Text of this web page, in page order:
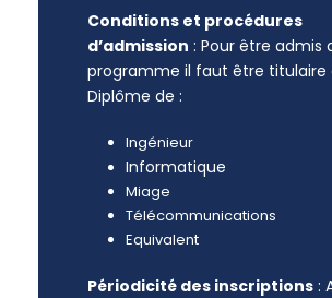
Conditions et procédures
d’admission : Pour être admis
programme il faut être titulaire
Diplôme de :
Ingénieur
Informatique
Miage
Télécommunications
Equivalent
Périodicité des inscriptions :